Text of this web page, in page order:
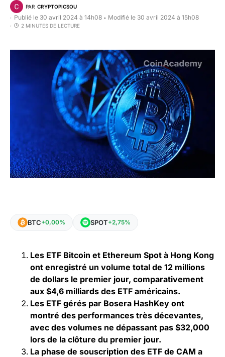
PAR CRYPTOPICSOU
Publié le 30 avril 2024 à 14h08 • Modifié le 30 avril 2024 à 15h08
2 MINUTES DE LECTURE
BTC+0,00% SPOT+2,75%
Les ETF Bitcoin et Ethereum Spot à Hong Kong
ont enregistré un volume total de 12 millions
de dollars le premier jour, comparativement
aux $4,6 milliards des ETF américains.
Les ETF gérés par Bosera HashKey ont
montré des performances très décevantes,
avec des volumes ne dépassant pas $32,000
lors de la clôture du premier jour.
La phase de souscription des ETF de CAM a